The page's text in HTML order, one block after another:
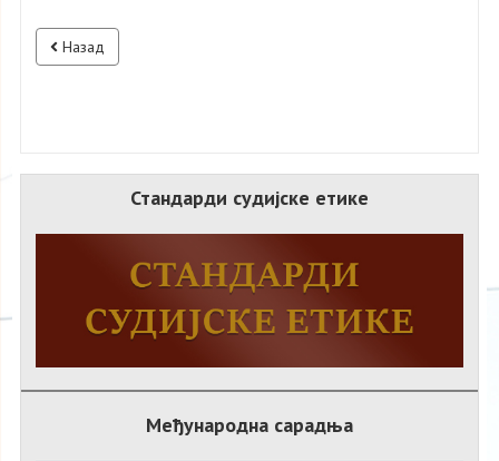
Назад
Стандарди судијске етике
Међународна сарадња